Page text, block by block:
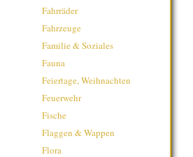
Fahrräder
Fahrzeuge
Familie & Soziales
Fauna
Feiertage, Weihnachten
Feuerwehr
Fische
Flaggen & Wappen
Flora